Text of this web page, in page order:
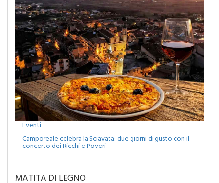
Eventi
Camporeale celebra la Sciavata: due giorni di gusto con il